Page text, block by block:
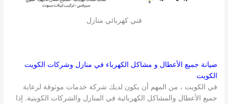
فني كهربائي منازل
صيانة جميع الأعطال و مشاكل الكهرباء في منازل وشركات الكويت
الكويت
في الكويت ، من المهم أن يكون لديك شركة خدمات موثوقة لرعاية
جميع الأعطال والمشاكل الكهربائية في المنازل والشركات الكويتية. إذا